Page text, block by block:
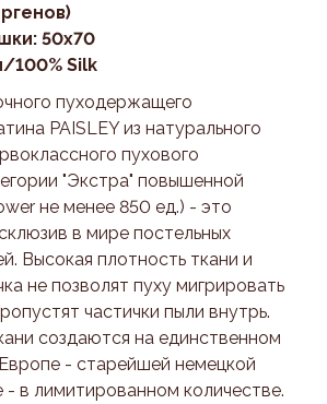
50x70
100% Silk
пуходержащего
PAISLEY из натурального
пухового
"Экстра" повышенной
не менее 850 ед.) - это
в мире постельных
Высокая плотность ткани и
не позволят пуху мигрировать
частички пыли внутрь.
создаются на единственном
- старейшей немецкой
- в лимитированном количестве.